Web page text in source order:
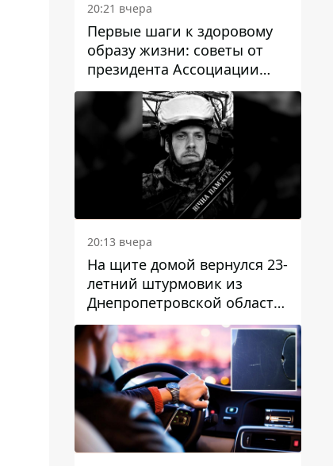
20:21 вчера
Первые шаги к здоровому
образу жизни: советы от
президента Ассоциации
диетологов Украины
20:13 вчера
На щите домой вернулся 23-
летний штурмовик из
Днепропетровской области
Богдан Бескровный